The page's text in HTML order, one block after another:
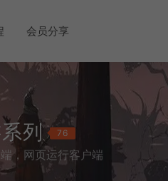
会员分享
列 76
，网页运行客户端